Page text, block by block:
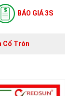
BÁO GIÁ 3S
Cổ Tròn